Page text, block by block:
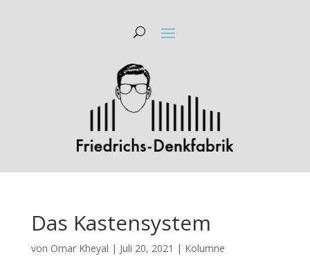
Das Kastensystem
von Omar Kheyal | Juli 20, 2021 | Kolumne